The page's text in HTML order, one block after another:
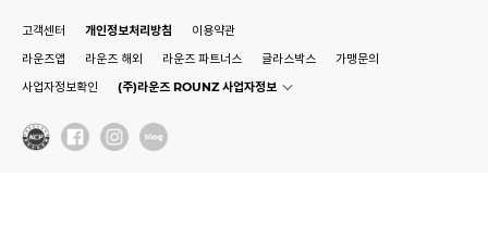
고객센터 개인정보처리방침
이용약관
라운즈앱
라운즈 해외 라운즈 파트너스 글라스박스
가맹문의
사업자정보확인
(주)라운즈 ROUNZ 사업자정보